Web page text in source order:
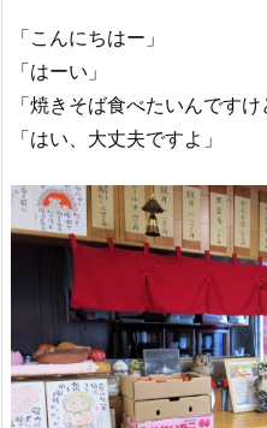
「こんにちはー」
「はーい」
「焼きそば食べたいんですけ
「はい、大丈夫ですよ」